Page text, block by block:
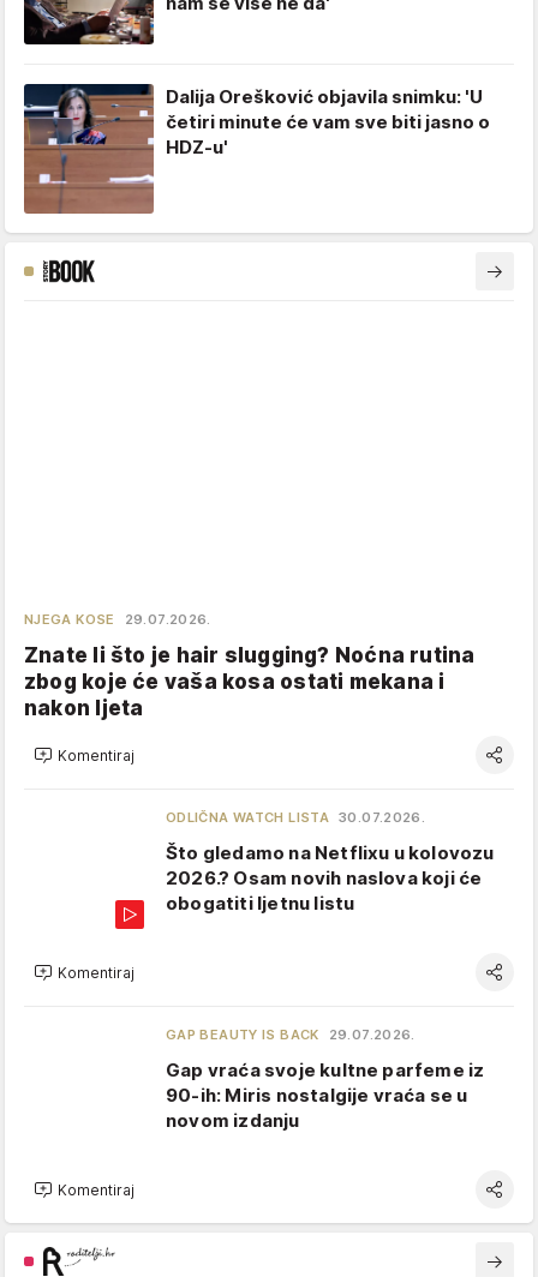
Dalija Orešković objavila snimku: 'U
četiri minute će vam sve biti jasno o
HDZ-u'
NJEGA KOSE 29.07.2026.
Znate li što je hair slugging? Noćna rutina
zbog koje će vaša kosa ostati mekana i
nakon ljeta
Komentiraj
ODLIČNA WATCH LISTA 30.07.2026.
Što gledamo na Netflixu u kolovozu
2026.? Osam novih naslova koji će
obogatiti ljetnu listu
Komentiraj
GAP BEAUTY IS BACK 29.07.2026.
Gap vraća svoje kultne parfeme iz
90-ih: Miris nostalgije vraća se u
novom izdanju
Komentiraj